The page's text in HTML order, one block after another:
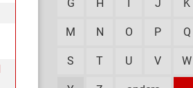
G H J K
M N O P Q
S T U V W